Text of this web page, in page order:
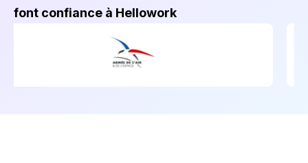
font confiance à Hellowork